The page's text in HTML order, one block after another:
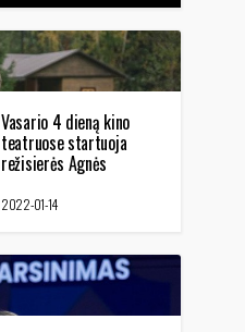
Vasario 4 dieną kino
teatruose startuoja
režisierės Agnės
lietuviškas vaidybinis
2022-01-14